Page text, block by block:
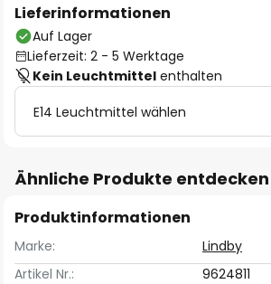
Lieferinformationen
Auf Lager
Lieferzeit: 2 - 5 Werktage
Kein Leuchtmittel enthalten
E14 Leuchtmittel wählen
Ähnliche Produkte entdecken
Produktinformationen
Marke:
Lindby
Artikel Nr.:
9624811